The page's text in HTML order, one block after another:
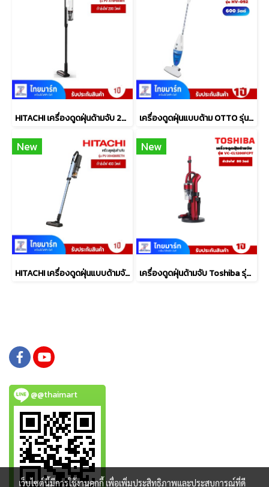
HITACHI เครื่องดูดฝุ่นด้ามจับ 200 วัตต์ รุ่น PV-X70P BKWH เครื่องดูดฝุ่นแบบด้าม OTTO รุ่น HV-092 กำลังไฟ 600 วัตต์
New
HITACHI เครื่องดูดฝุ่นแบบด้ามจับ รุ่น PV-XH4QMBCTH
New
เครื่องดูดฝุ่นด้ามจับ Toshiba รุ่น VC-CL1200FCPT
@@thaimart
เว็บไซต์นี้มีการใช้งานคุกกี้ เพื่อเพิ่มประสิทธิภาพและประสบการณ์ที่ดี